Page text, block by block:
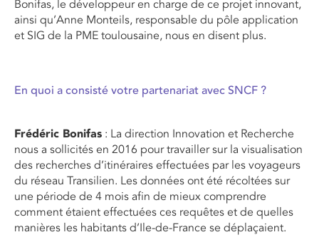
Bonifas, le développeur en charge de ce projet innovant,
ainsi qu’Anne Monteils, responsable du pôle application
et SIG de la PME toulousaine, nous en disent plus.
En quoi a consisté votre partenariat avec SNCF ?
Frédéric Bonifas : La direction Innovation et Recherche
nous a sollicités en 2016 pour travailler sur la visualisation
des recherches d’itinéraires effectuées par les voyageurs
du réseau Transilien. Les données ont été récoltées sur
une période de 4 mois afin de mieux comprendre
comment étaient effectuées ces requêtes et de quelles
manières les habitants d’Ile-de-France se déplaçaient.